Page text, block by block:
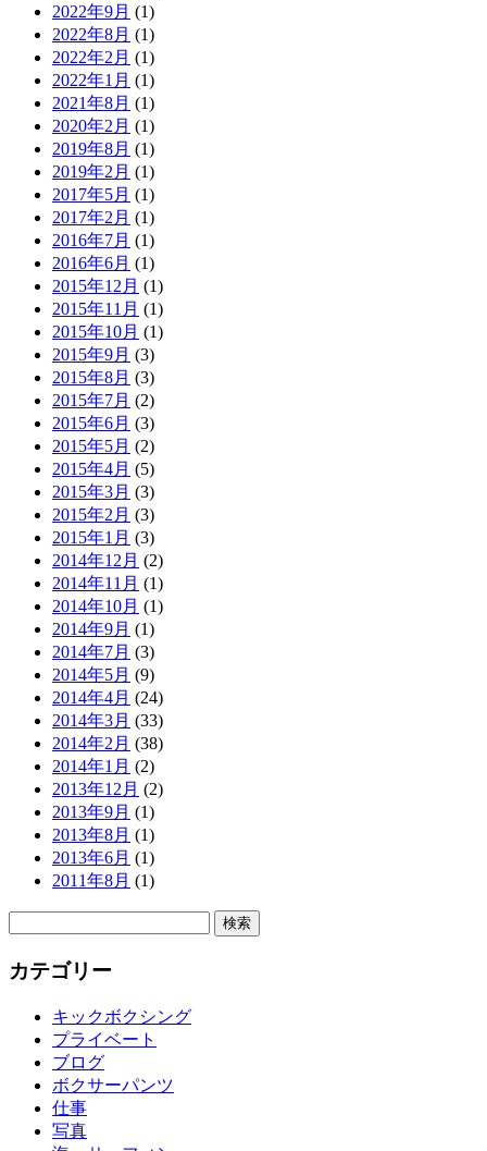
2022年9月 (1)
2022年8月 (1)
2022年2月 (1)
2022年1月 (1)
2021年8月 (1)
2020年2月 (1)
2019年8月 (1)
2019年2月 (1)
2017年5月 (1)
2017年2月 (1)
2016年7月 (1)
2016年6月 (1)
2015年12月 (1)
2015年11月 (1)
2015年10月 (1)
2015年9月 (3)
2015年8月 (3)
2015年7月 (2)
2015年6月 (3)
2015年5月 (2)
2015年4月 (5)
2015年3月 (3)
2015年2月 (3)
2015年1月 (3)
2014年12月 (2)
2014年11月 (1)
2014年10月 (1)
2014年9月 (1)
2014年7月 (3)
2014年5月 (9)
2014年4月 (24)
2014年3月 (33)
2014年2月 (38)
2014年1月 (2)
2013年12月 (2)
2013年9月 (1)
2013年8月 (1)
2013年6月 (1)
2011年8月 (1)
カテゴリー
キックボクシング
プライベート
ブログ
ボクサーパンツ
仕事
写真